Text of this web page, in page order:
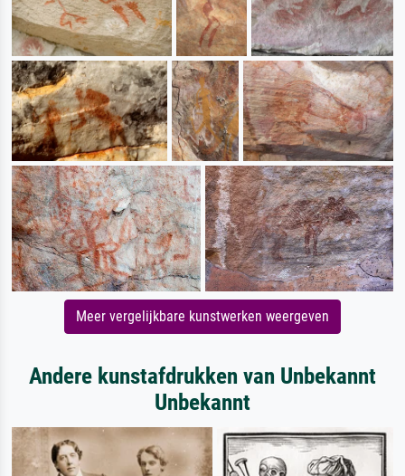
Meer vergelijkbare kunstwerken weergeven
Andere kunstafdrukken van Unbekannt
Unbekannt